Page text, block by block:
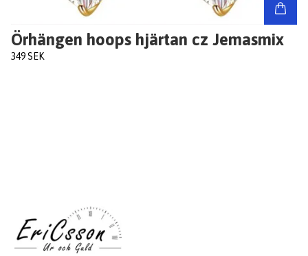
Örhängen hoops hjärtan cz Jemasmix
349 SEK